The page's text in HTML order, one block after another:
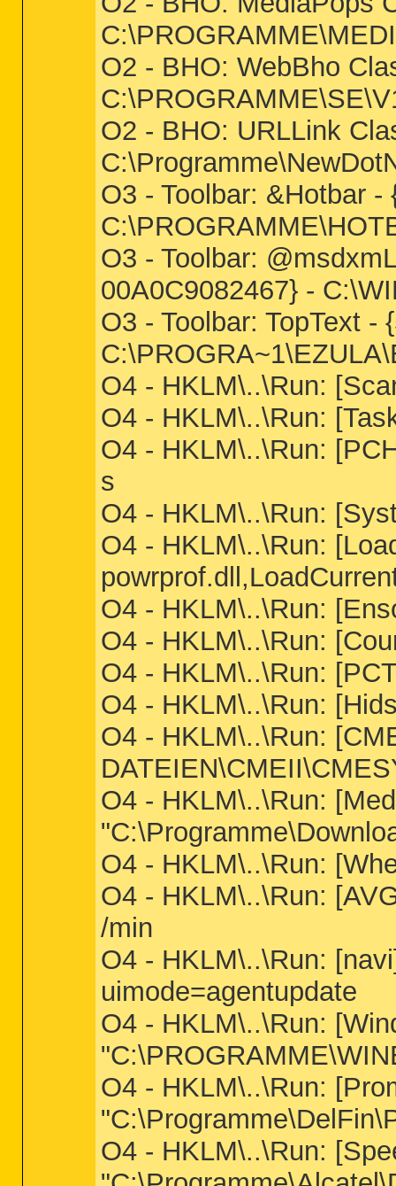
O2 - BHO: WebBho
O2 - BHO: URLLink
O3 - Toolbar: &Hotbar
O3 - Toolbar:
00A0C9082467} -
O3 - Toolbar: TopText -
O4 - HKLM\..\Run:
O4 - HKLM\..\Run:
O4 - HKLM\..\Run:
s
O4 - HKLM\..\Run:
O4 - HKLM\..\Run:
O4 - HKLM\..\Run:
O4 - HKLM\..\Run:
O4 - HKLM\..\Run:
O4 - HKLM\..\Run:
O4 - HKLM\..\Run:
O4 - HKLM\..\Run:
O4 - HKLM\..\Run:
O4 - HKLM\..\Run:
/min
O4 - HKLM\..\Run:
uimode=agentupdate
O4 - HKLM\..\Run:
O4 - HKLM\..\Run:
O4 - HKLM\..\Run: